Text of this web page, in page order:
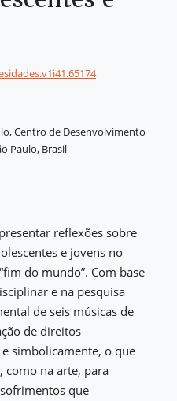
Centro de Desenvolvimento
Paulo, Brasil
reflexões sobre
e jovens no
do mundo”. Com base
e na pesquisa
de seis músicas de
de direitos
simbolicamente, o que
como na arte, para
que